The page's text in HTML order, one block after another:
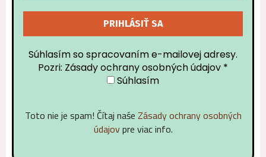
Súhlasím so spracovaním e-mailovej adresy.
Pozri: Zásady ochrany osobných údajov *
Súhlasím
Toto nie je spam! Čítaj naśe Zásady ochrany osobných
údajovpre viac info.